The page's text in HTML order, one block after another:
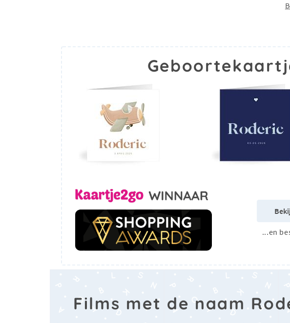
...en
Films met de naam